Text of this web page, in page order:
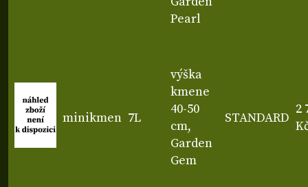
Pearl
minikmen 7L
výška
kmene
40-50
cm,
Garden
Gem
STANDARD
2